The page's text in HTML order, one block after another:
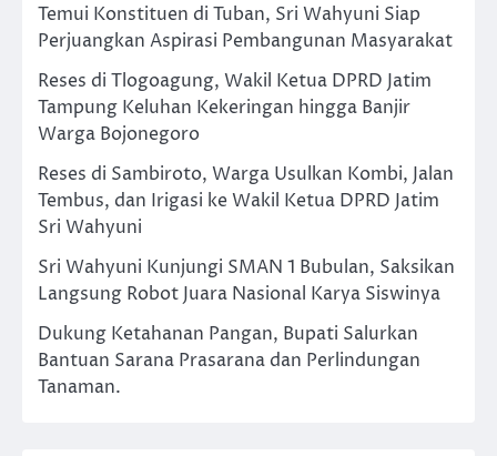
Temui Konstituen di Tuban, Sri Wahyuni Siap
Perjuangkan Aspirasi Pembangunan Masyarakat
Reses di Tlogoagung, Wakil Ketua DPRD Jatim
Tampung Keluhan Kekeringan hingga Banjir
Warga Bojonegoro
Reses di Sambiroto, Warga Usulkan Kombi, Jalan
Tembus, dan Irigasi ke Wakil Ketua DPRD Jatim
Sri Wahyuni
Sri Wahyuni Kunjungi SMAN 1 Bubulan, Saksikan
Langsung Robot Juara Nasional Karya Siswinya
Dukung Ketahanan Pangan, Bupati Salurkan
Bantuan Sarana Prasarana dan Perlindungan
Tanaman.